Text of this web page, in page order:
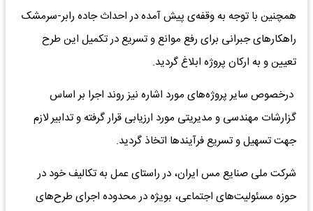
همچنین با توجه به وقفه‌ی پیش آمده در احداث جاده رابر-سرمشک
راهکارهای جبرانی برای رفع موانع و تسریع در تکمیل این طرح
تعیین و به ارکان پروژه ابلاغ گردید.
درخصوص سایر پروژه‌های مورد اشاره نیز روند اجرا بر اساس
گزارشات مهندسی و مدیریتی مورد ارزیابی قرار گرفته و تدابیر لازم
جهت تسهیل و تسریع فرآیندها اتخاذ گردید.
شرکت ملی صنایع مس ایران، در راستای عمل به تکالیف خود در
حوزه مسئولیت‌های اجتماعی، بویژه در محدوده اجرای طرح‌های